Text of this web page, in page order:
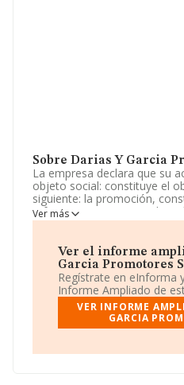
Sobre Darias Y Garcia
La empresa declara que su
objeto social: constituye el
siguiente: la promoción,
reforma, compraventa de
viviendas, locales
como ajena. la co. La
Registro Mercantil como
corresponde a 6812 con
no tiene actividad en
La compañíaDarias y
B27679950, está situada en
de Santa Cruz De Tenerife,
Ver más
Ver el informe
Garcia Promotores
Regístrate en eInforma
Informe Ampliado de
VER INFORME
GARCIA